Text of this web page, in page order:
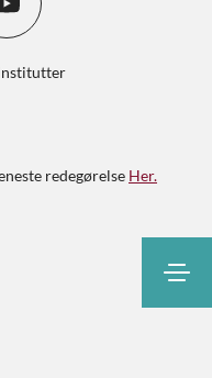
redegørelse Her.